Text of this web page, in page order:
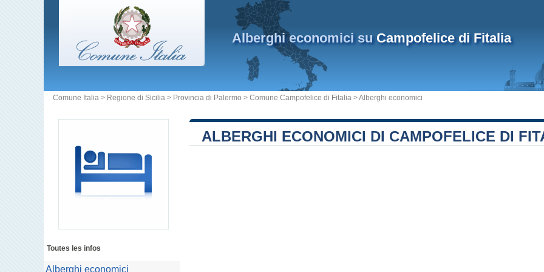
Alberghi economici suCampofelice di Fitalia
Comune Italia > Regione di Sicilia > Provincia di Palermo > Comune Campofelice di Fitalia > Alberghi economici
ALBERGHI ECONOMICI DI CAMPOFELICE DI
Toutes les infos
Alberghi economici